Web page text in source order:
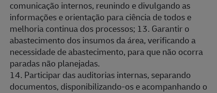
comunicação internos, reunindo e divulgando as
informações e orientação para ciência de todos e
melhoria continua dos processos; 13. Garantir o
abastecimento dos insumos da área, verificando a
necessidade de abastecimento, para que não ocorra
paradas não planejadas.
14. Participar das auditorias internas, separando
documentos, disponibilizando-os e acompanhando o